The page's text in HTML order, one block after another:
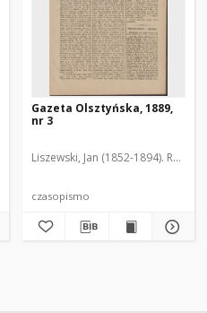
Gazeta Olsztyńska, 1889,
nr 3
Liszewski, Jan (1852-1894). Red.
czasopismo